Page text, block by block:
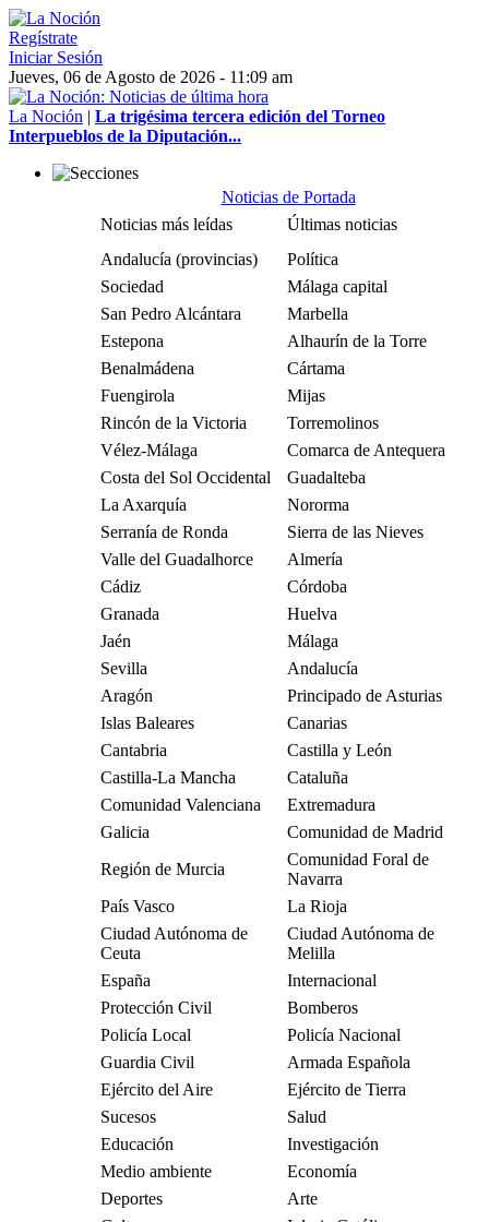
Regístrate
Iniciar Sesión
Jueves, 06 de Agosto de 2026 - 11:09 am
La Noción | La trigésima tercera edición del Torneo
Interpueblos de la Diputación...
Noticias de Portada
Noticias más leídas
Últimas noticias
Andalucía (provincias)
Política
Sociedad
Málaga capital
San Pedro Alcántara
Marbella
Estepona
Alhaurín de la Torre
Benalmádena
Cártama
Fuengirola
Mijas
Rincón de la Victoria
Torremolinos
Vélez-Málaga
Comarca de Antequera
Costa del Sol Occidental
Guadalteba
La Axarquía
Nororma
Serranía de Ronda
Sierra de las Nieves
Valle del Guadalhorce
Almería
Cádiz
Córdoba
Granada
Huelva
Jaén
Málaga
Sevilla
Andalucía
Aragón
Principado de Asturias
Islas Baleares
Canarias
Cantabria
Castilla y León
Castilla-La Mancha
Cataluña
Comunidad Valenciana
Extremadura
Galicia
Comunidad de Madrid
Región de Murcia
Comunidad Foral de
Navarra
País Vasco
La Rioja
Ciudad Autónoma de
Ceuta
Ciudad Autónoma de
Melilla
España
Internacional
Protección Civil
Bomberos
Policía Local
Policía Nacional
Guardia Civil
Armada Española
Ejército del Aire
Ejército de Tierra
Sucesos
Salud
Educación
Investigación
Medio ambiente
Economía
Deportes
Arte